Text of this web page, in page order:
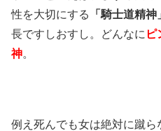
性を大切にする
「騎士道精神
長ですしおすし。どんなに ピ
神。
例え死んでも女は絶対に蹴ら